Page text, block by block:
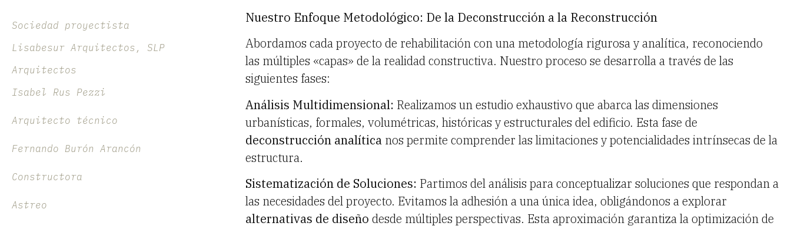
Sociedad proyectista
Lisabesur Arquitectos, SLP
Arquitectos
Isabel Rus Pezzi
Arquitecto técnico
Fernando Burón Arancón
Constructora
Astreo
Nuestro Enfoque Metodológico: De la Deconstrucción a la Reconstrucción
Abordamos cada proyecto de rehabilitación con una metodología rigurosa y analítica, reconociendo
las múltiples «capas» de la realidad constructiva. Nuestro proceso se desarrolla a través de las
siguientes fases:
Análisis Multidimensional: Realizamos un estudio exhaustivo que abarca las dimensiones
urbanísticas, formales, volumétricas, históricas y estructurales del edificio. Esta fase de
deconstrucción analítica nos permite comprender las limitaciones y potencialidades intrínsecas de la
estructura.
Sistematización de Soluciones: Partimos del análisis para conceptualizar soluciones que respondan a
las necesidades del proyecto. Evitamos la adhesión a una única idea, obligándonos a explorar
alternativas de diseño desde múltiples perspectivas. Esta aproximación garantiza la optimización de